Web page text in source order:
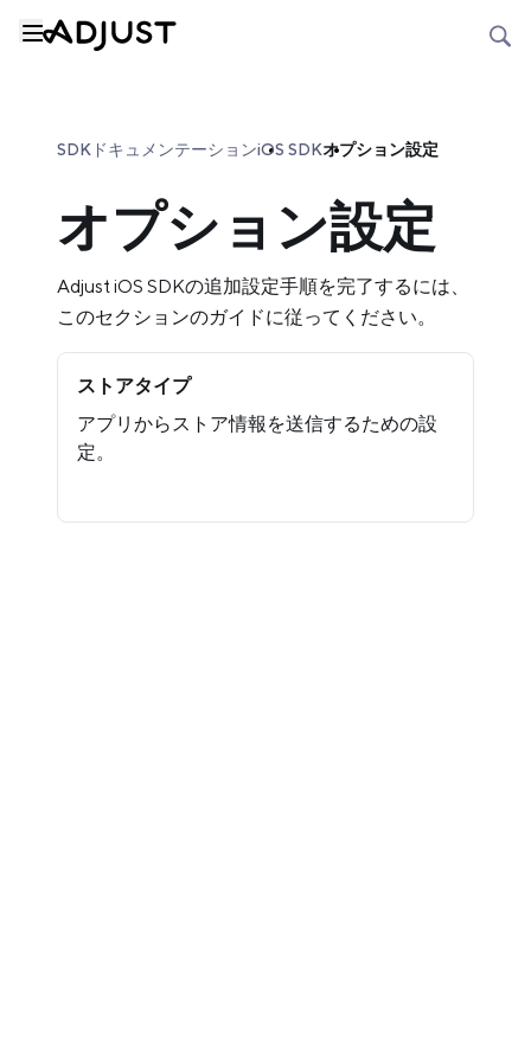
SDKドキュメンテーションiOS SDKオプション設定
オプション設定
Adjust iOS SDKの追加設定手順を完了するには、
このセクションのガイドに従ってください。
ストアタイプ
アプリからストア情報を送信するための設
定。